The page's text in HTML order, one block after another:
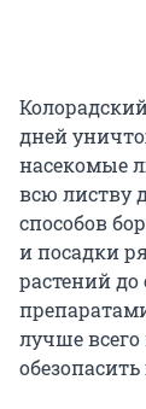
дней
насекомые
всю листву
способов
и посадки
растений
лучше всего